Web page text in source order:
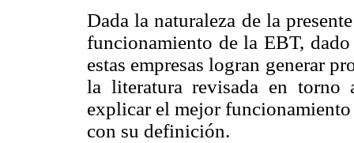
Dada la naturaleza de la
funcionamiento de la EBT,
estas empresas logran generar
la literatura revisada en torno
explicar el mejor funcionamiento
con su definición.